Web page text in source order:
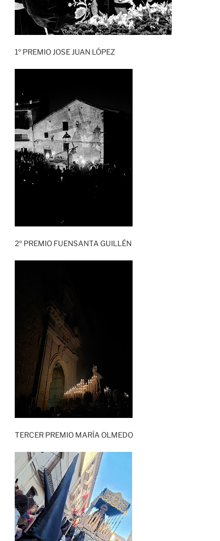
1º PREMIO JOSE JUAN LÓPEZ
2º PREMIO FUENSANTA GUILLÉN
TERCER PREMIO MARÍA OLMEDO